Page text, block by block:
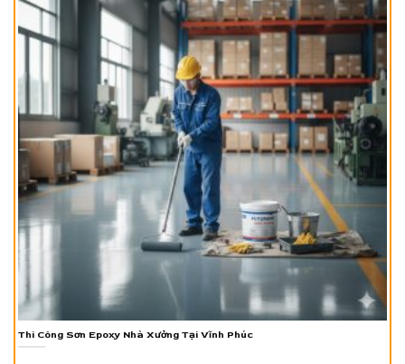
Thi Công Sơn Epoxy Nhà Xưởng Tại Vĩnh Phúc